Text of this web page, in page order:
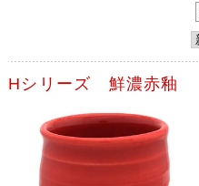
Hシリーズ 鮮濃赤釉